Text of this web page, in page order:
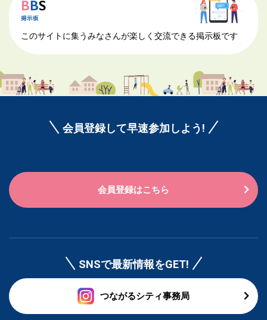
このサイトに集うみなさんが楽しく交流できる掲示板です
会員登録して早速参加しよう!
会員登録はこちら
SNSで最新情報をGET!
つながるシティ事務局